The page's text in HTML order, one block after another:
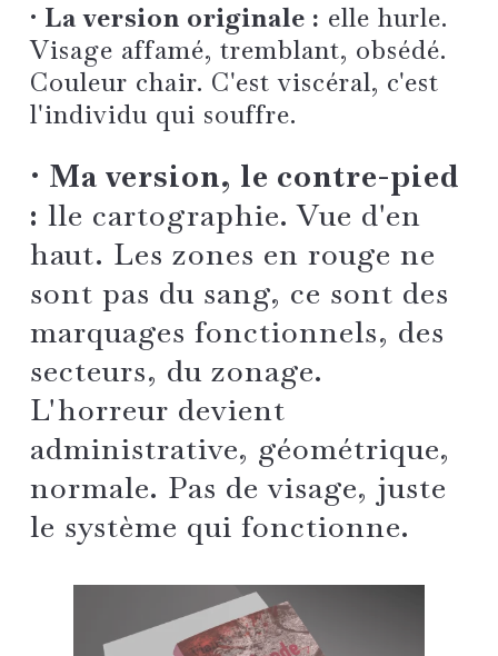
• La version originale : elle hurle.
Visage affamé, tremblant, obsédé.
Couleur chair. C'est viscéral, c'est
l'individu qui souffre.
• Ma version, le contre-pied
: lle cartographie. Vue d'en
haut. Les zones en rouge ne
sont pas du sang, ce sont des
marquages fonctionnels, des
secteurs, du zonage.
L'horreur devient
administrative, géométrique,
normale. Pas de visage, juste
le système qui fonctionne.